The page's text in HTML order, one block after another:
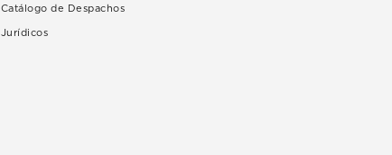
Catálogo de Despachos
Jurídicos